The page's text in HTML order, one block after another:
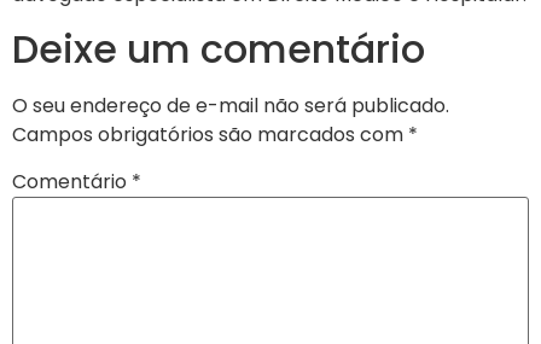
Deixe um comentário
O seu endereço de e-mail não será publicado.
Campos obrigatórios são marcados com *
Comentário *